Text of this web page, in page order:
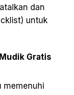
dan
untuk
Gratis
memenuhi